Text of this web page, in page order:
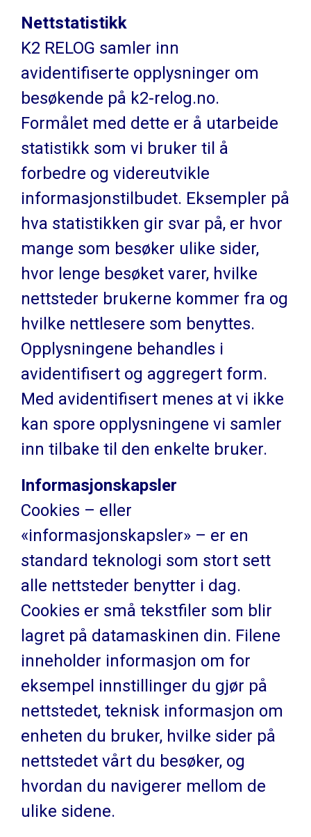
Nettstatistikk
K2 RELOG samler inn
avidentifiserte opplysninger om
besøkende på k2-relog.no.
Formålet med dette er å utarbeide
statistikk som vi bruker til å
forbedre og videreutvikle
informasjonstilbudet. Eksempler på
hva statistikken gir svar på, er hvor
mange som besøker ulike sider,
hvor lenge besøket varer, hvilke
nettsteder brukerne kommer fra og
hvilke nettlesere som benyttes.
Opplysningene behandles i
avidentifisert og aggregert form.
Med avidentifisert menes at vi ikke
kan spore opplysningene vi samler
inn tilbake til den enkelte bruker.
Informasjonskapsler
Cookies – eller
«informasjonskapsler» – er en
standard teknologi som stort sett
alle nettsteder benytter i dag.
Cookies er små tekstfiler som blir
lagret på datamaskinen din. Filene
inneholder informasjon om for
eksempel innstillinger du gjør på
nettstedet, teknisk informasjon om
enheten du bruker, hvilke sider på
nettstedet vårt du besøker, og
hvordan du navigerer mellom de
ulike sidene.